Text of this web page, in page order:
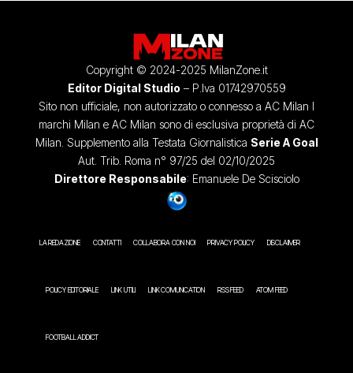
Copyright © 2024-2025 MilanZone.it
Editor Digital Studio – P.Iva 01742970559
Sito non ufficiale, non autorizzato o connesso a AC Milan I
marchi Milan e AC Milan sono di esclusiva proprietà di AC
Milan. Supplemento alla Testata Giornalistica Serie A Goal
Aut. Trib. Roma n° 97/25 del 02/10/2025
Direttore Responsabile: Emanuele De Scisciolo
LA REDAZIONE CONTATTI COLLABORA CON NOI PRIVACY POLICY DISCLAIMER
POLICY EDITORIALE LINK UTILI LINK COMUNICATION RSS FEED ATOM FEED
FOOTBALL ADDICT